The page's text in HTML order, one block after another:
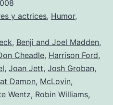
Affleck!
y actrices, Humor,
, Benji and Joel Madden,
Cheadle, Harrison Ford,
, Joan Jett, Josh Groban,
Damon, McLovin,
Wentz, Robin Williams,